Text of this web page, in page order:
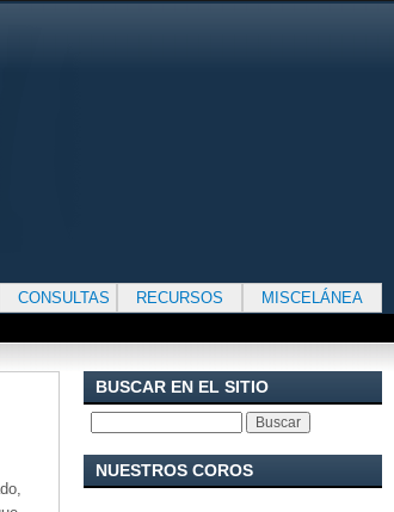
CONSULTAS RECURSOS MISCELÁNEA
BUSCAR EN EL SITIO
NUESTROS COROS